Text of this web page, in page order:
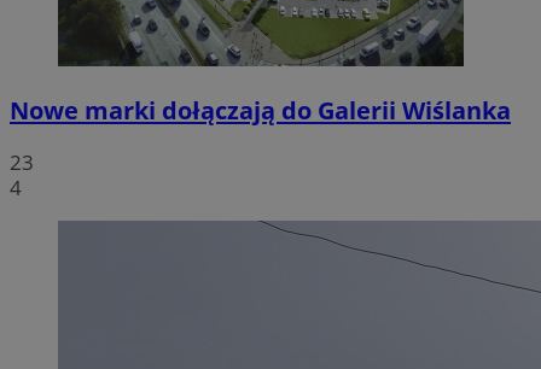
Nowe marki dołączają do Galerii Wiślanka
23
4